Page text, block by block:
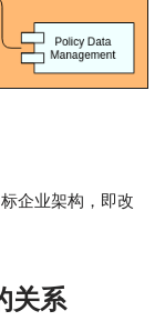
企业架构，即改
关系